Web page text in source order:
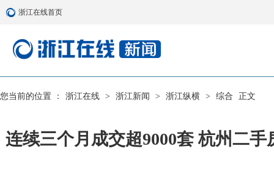
浙江在线首页
您当前的位置 ： 浙江在线 > 浙江新闻 > 浙江纵横 > 综合 正文
连续三个月成交超9000套 杭州二